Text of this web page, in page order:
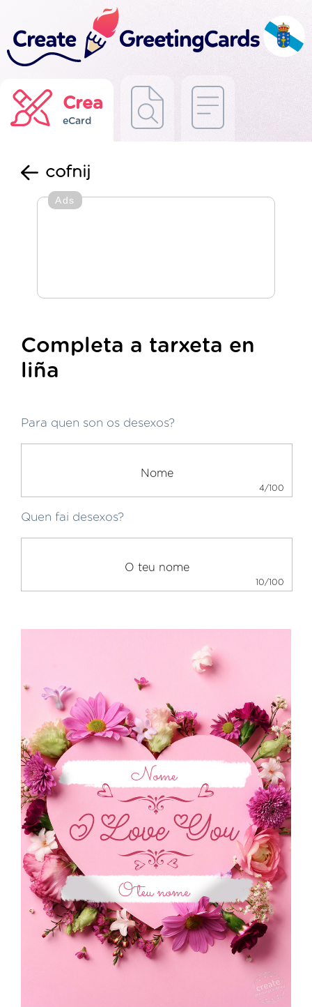
Crea
eCard
cofnij
Ads
Completa a tarxeta en
liña
Para quen son os desexos?
4/100
Quen fai desexos?
10/100